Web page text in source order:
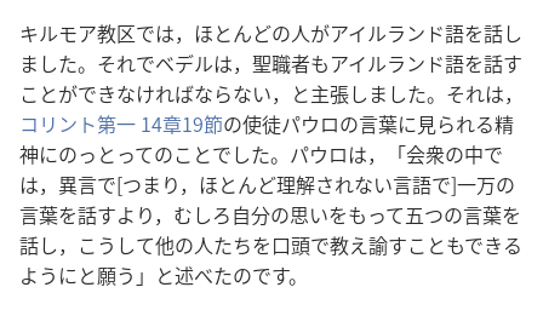
キルモア​教区​で​は，ほとんど​の​人​が​アイルランド​語​を​話し​
まし​た。それ​で​ベデル​は，聖職​者​も​アイルランド​語​を​話す​
こと​が​でき​なけれ​ば​なら​ない，と​主張​し​まし​た。それ​は，
コリント​第​一 14​章​19​節​の​使徒​パウロ​の​言葉​に​見​られる​精
神​に​のっとっ​て​の​こと​でし​た。パウロ​は，「会衆​の​中​で​
は，異言​で[つまり，ほとんど​理解​さ​れ​ない​言語​で]一万​の​
言葉​を​話す​より，むしろ​自分​の​思い​を​もっ​て​五つ​の​言葉​を​
話し，こう​し​て​他​の​人​たち​を​口頭​で​教え諭す​こと​も​できる​
よう​に​と​願う」と​述べ​た​の​です。